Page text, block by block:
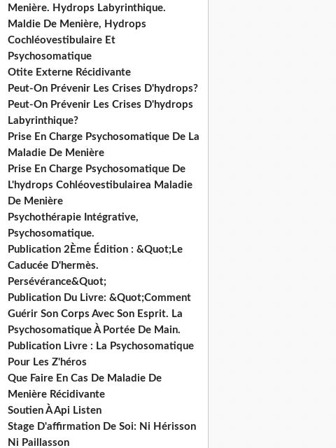
Menière. Hydrops Labyrinthique.
Maldie De Menière, Hydrops
Cochléovestibulaire Et
Psychosomatique
Otite Externe Récidivante
Peut-On Prévenir Les Crises D'hydrops?
Peut-On Prévenir Les Crises D'hydrops
Labyrinthique?
Prise En Charge Psychosomatique De La
Maladie De Menière
Prise En Charge Psychosomatique De
L'hydrops Cohléovestibulairea Maladie
De Menière
Psychothérapie Intégrative,
Psychosomatique.
Publication 2Ème Édition : &Quot;Le
Caducée D'hermès.
Persévérance&Quot;
Publication Du Livre: &Quot;Comment
Guérir Son Corps Avec Son Esprit. La
Psychosomatique À Portée De Main.
Publication Livre : La Psychosomatique
Pour Les Z'héros
Que Faire En Cas De Maladie De
Menière Récidivante
Soutien À Api Listen
Stage D'affirmation De Soi: Ni Hérisson
Ni Paillasson